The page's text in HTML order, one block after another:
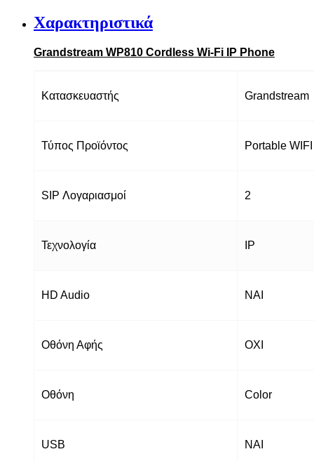
Χαρακτηριστικά
Grandstream WP810 Cordless Wi-Fi IP Phone
Κατασκευαστής Grandstream
Τύπος Προϊόντος Portable
SIP Λογαριασμοί 2
Τεχνολογία IP
HD Audio ΝΑΙ
Οθόνη Αφής ΟΧΙ
Οθόνη Color
USB ΝΑΙ